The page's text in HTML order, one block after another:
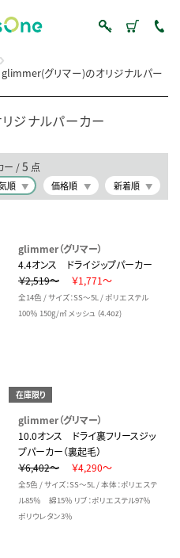
glimmer(グリマー)のオリジナルパー
ジナルパーカー
ー /5 点
順 価格順 新着順
glimmer（グリマー）
4.4オンス ドライジップパーカー
￥2,519～
￥1,771～
全14色 / サイズ：SS～5L / ポリエステル
100％ 150g/㎡ メッシュ（4.4oz)
在庫限り
glimmer（グリマー）
10.0オンス ドライ裏フリースジッ
プパーカー（裏起毛）
￥6,402～
￥4,290～
全5色 / サイズ：SS～5L / 本体：ポリエステ
ル85％ 綿15％ リブ：ポリエステル97％
ポリウレタン3％